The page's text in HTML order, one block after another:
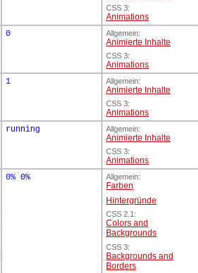
CSS 3:
Animations
0 Allgemein:
Animierte Inhalte
CSS 3:
Animations
1 Allgemein:
Animierte Inhalte
CSS 3:
Animations
running Allgemein:
Animierte Inhalte
CSS 3:
Animations
0% 0% Allgemein:
Farben
Hintergründe
CSS 2.1:
Colors and
Backgrounds
CSS 3:
Backgrounds and
Borders